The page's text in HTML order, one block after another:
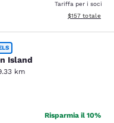
Tariffa per i soci
Visualizza i
$157 totale
Island
km
Buono. 27 recensioni
Risparmia il 10%